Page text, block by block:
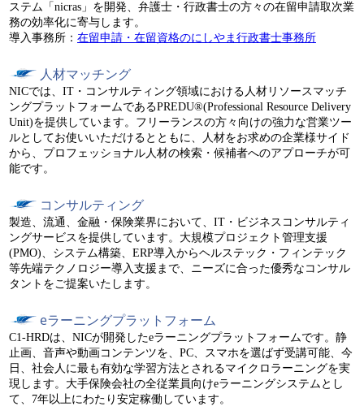
ステム「nicras」を開発、弁護士・行政書士の方々の在留申請取次業
務の効率化に寄与します。
導入事務所： 在留申請・在留資格のにしやま行政書士事務所
人材マッチング
NICでは、IT・コンサルティング領域における人材リソースマッチ
ングプラットフォームであるPREDU®(Professional Resource Delivery
Unit)を提供しています。フリーランスの方々向けの強力な営業ツー
ルとしてお使いいただけるとともに、人材をお求めの企業様サイド
から、プロフェッショナル人材の検索・候補者へのアプローチが可
能です。
コンサルティング
製造、流通、金融・保険業界において、IT・ビジネスコンサルティ
ングサービスを提供しています。大規模プロジェクト管理支援
(PMO)、システム構築、ERP導入からヘルステック・フィンテック
等先端テクノロジー導入支援まで、ニーズに合った優秀なコンサル
タントをご提案いたします。
eラーニングプラットフォーム
C1-HRDは、NICが開発したeラーニングプラットフォームです。静
止画、音声や動画コンテンツを、PC、スマホを選ばず受講可能、今
日、社会人に最も有効な学習方法とされるマイクロラーニングを実
現します。大手保険会社の全従業員向けeラーニングシステムとし
て、7年以上にわたり安定稼働しています。